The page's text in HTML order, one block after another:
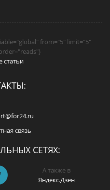
from="5" limit="5"
статьи
связь
СЕТЯХ:
А также в
Яндекс.Дзен